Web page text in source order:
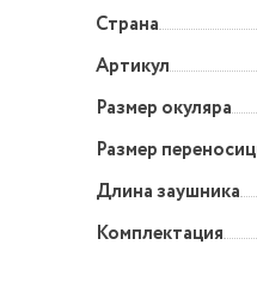
Страна
Артикул
Размер окуляра
Размер
Длина заушника
Комплектация